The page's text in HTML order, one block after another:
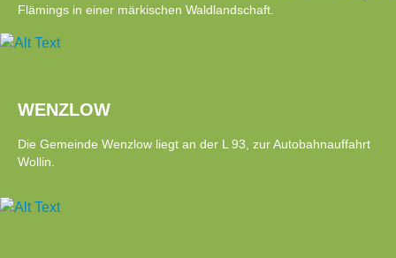
Flämings in einer märkischen Waldlandschaft.
WENZLOW
Die Gemeinde Wenzlow liegt an der L 93, zur Autobahnauffahrt
Wollin.